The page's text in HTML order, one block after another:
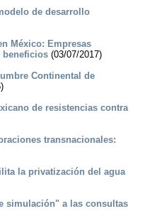
de desarrollo
México: Empresas
beneficios (03/07/2017)
Continental de
de resistencias contra
transnacionales:
la privatización del agua
simulación" a las consultas